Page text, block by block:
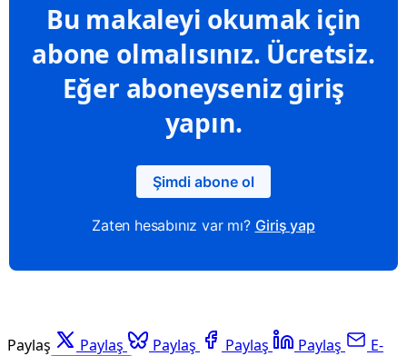
Bu makaleyi okumak için
abone olmalısınız. Ücretsiz.
Eğer aboneyseniz giriş
yapın.
Şimdi abone ol
Zaten hesabınız var mı? Giriş yap
Paylaş Paylaş Paylaş Paylaş Paylaş
E-